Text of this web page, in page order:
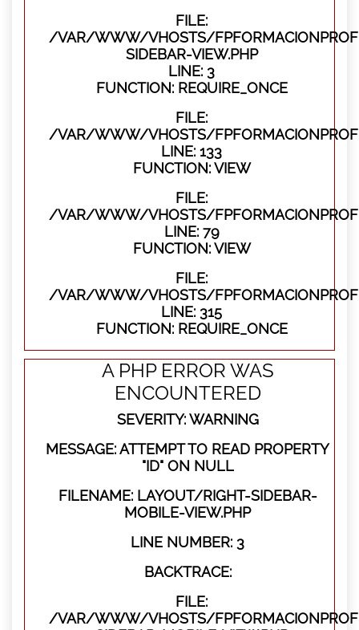
FILE:
/VAR/WWW/VHOSTS/
SIDEBAR-VIEW.PHP
LINE: 3
FUNCTION: REQUIRE_ONCE
FILE:
/VAR/WWW/VHOSTS/
LINE: 133
FUNCTION: VIEW
FILE:
/VAR/WWW/VHOSTS/
LINE: 79
FUNCTION: VIEW
FILE:
/VAR/WWW/VHOSTS/
LINE: 315
FUNCTION: REQUIRE_ONCE
A PHP ERROR WAS
ENCOUNTERED
SEVERITY: WARNING
MESSAGE: ATTEMPT TO READ PROPERTY
"ID" ON NULL
FILENAME: LAYOUT/RIGHT-SIDEBAR-
MOBILE-VIEW.PHP
LINE NUMBER: 3
BACKTRACE:
FILE:
/VAR/WWW/VHOSTS/